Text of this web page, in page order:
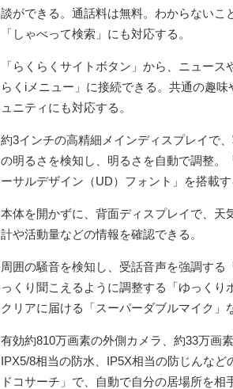
談ができる。通話料は無料。わからないこ
「しゃべって検索」にも対応する。
「らくらくサイトボタン」から、ニュー
らくiメニュー」に接続できる。共通の趣
ュニティにも対応する。
約3インチの高精細メインディスプレイで
の明るさを検知し、明るさを自動で調整
ーサルデザイン（UD）フォント」を搭載す
本体を開かずに、背面ディスプレイで、天
計や活動量などの情報を確認できる。
周囲の騒音を検知し、受話音声を強調す
っくり聞こえるように調整する「ゆっく
クリアに届ける「スーパーダブルマイク」
有効約810万画素の外側カメラ、約33万画
IPX5/8相当の防水、IP5X相当の防じんな
ドコサーチ」で、自動で自分の居場所を